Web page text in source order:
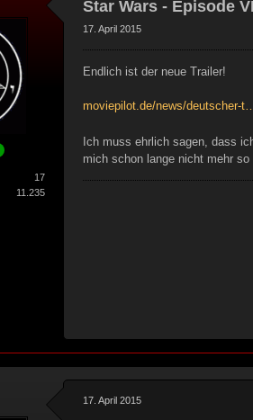
17
11.235
Star Wars - Episode
17. April 2015
Endlich ist der neue Trailer!
moviepilot.de/news/deutscher-
Ich muss ehrlich sagen, dass
mich schon lange nicht mehr
17. April 2015